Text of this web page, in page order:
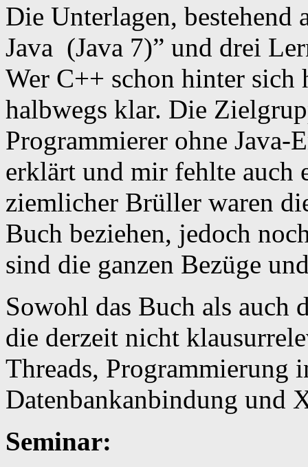
Die Unterlagen, bestehend
Java (Java 7)” und drei
Wer C++ schon hinter
halbwegs klar. Die
Programmierer ohne
erklärt und mir fehlte auch
ziemlicher Brüller waren
Buch beziehen, jedoch
sind die ganzen Bezüge
Sowohl das Buch als auch
die derzeit nicht
Threads, Programmierung
Datenbankanbindung und
Seminar: